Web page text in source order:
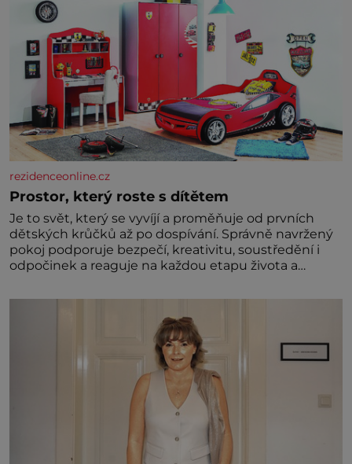
rezidenceonline.cz
Prostor, který roste s dítětem
Je to svět, který se vyvíjí a proměňuje od prvních
dětských krůčků až po dospívání. Správně navržený
pokoj podporuje bezpečí, kreativitu, soustředění i
odpočinek a reaguje na každou etapu života a
jednoduchost, měkkost a bezpečí, proto by pokoj